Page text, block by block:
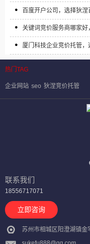
百度开户公司，选择狄涅
关键词竞价服务商哪家好
厦门科技企业竞价托管，
热门TAG
企业网站 seo 狄涅竞价托管
联系我们
18556717071
立即咨询
苏州市相城区阳澄湖镇